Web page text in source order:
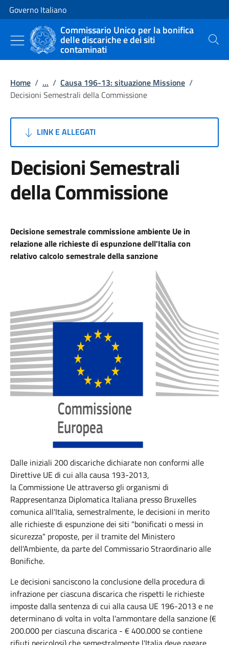
Vai al contenuto
Vai alla navigazione del sito
Governo Italiano
Commissario Unico per la bonifica
delle discariche e dei siti
contaminati Cerca
Home / ... / Causa 196-13: situazione Missione /
Decisioni Semestrali della Commissione
LINK E ALLEGATI
Decisioni Semestrali
della Commissione
Decisione semestrale commissione ambiente Ue in
relazione alle richieste di espunzione dell'Italia con
relativo calcolo semestrale della sanzione
Dalle iniziali 200 discariche dichiarate non conformi alle
Direttive UE di cui alla causa 193-2013,
la Commissione Ue attraverso gli organismi di
Rappresentanza Diplomatica Italiana presso Bruxelles
comunica all'Italia, semestralmente, le decisioni in merito
alle richieste di espunzione dei siti "bonificati o messi in
sicurezza" proposte, per il tramite del Ministero
dell'Ambiente, da parte del Commissario Straordinario alle
Bonifiche.
Le decisioni sanciscono la conclusione della procedura di
infrazione per ciascuna discarica che rispetti le richieste
imposte dalla sentenza di cui alla causa UE 196-2013 e ne
determinano di volta in volta l'ammontare della sanzione (€
200.000 per ciascuna discarica - € 400.000 se contiene